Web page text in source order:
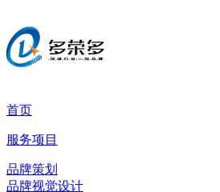
首页
服务项目
品牌策划
品牌视觉设计